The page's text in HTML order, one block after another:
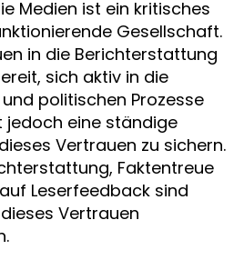
Medien ist ein kritisches
Gesellschaft.
in die Berichterstattung
sich aktiv in die
politischen Prozesse
jedoch eine ständige
Vertrauen zu sichern.
Faktentreue
Leserfeedback sind
Vertrauen